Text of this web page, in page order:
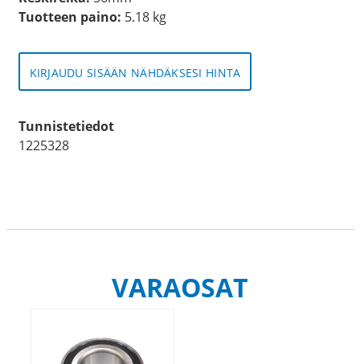
Tuotteen paino: 5.18 kg
KIRJAUDU SISÄÄN NÄHDÄKSESI HINTA
Tunnistetiedot
1225328
VARAOSAT